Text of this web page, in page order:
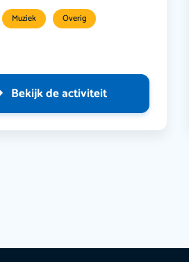
Muziek Overig
Bekijk de activiteit